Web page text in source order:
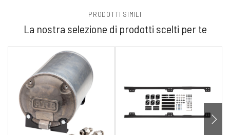
PRODOTTI SIMILI
La nostra selezione di prodotti scelti per te